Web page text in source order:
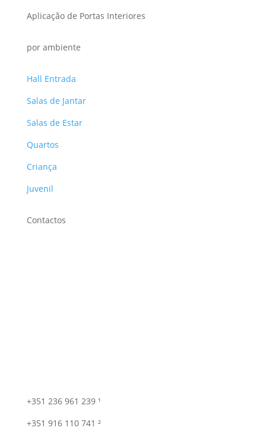
Aplicação de Portas Interiores
por ambiente
Hall Entrada
Salas de Jantar
Salas de Estar
Quartos
Criança
Juvenil
Contactos
+351 236 961 239 ¹
+351 916 110 741 ²